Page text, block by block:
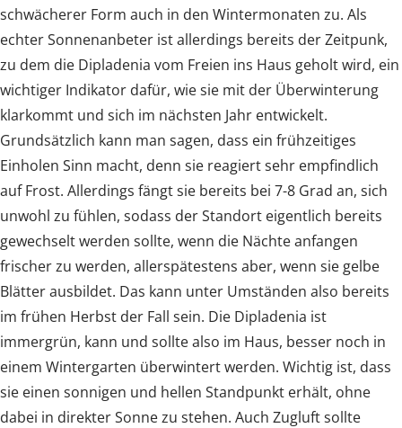
schwächerer Form auch in den Wintermonaten zu. Als
echter Sonnenanbeter ist allerdings bereits der Zeitpunk,
zu dem die Dipladenia vom Freien ins Haus geholt wird, ein
wichtiger Indikator dafür, wie sie mit der Überwinterung
klarkommt und sich im nächsten Jahr entwickelt.
Grundsätzlich kann man sagen, dass ein frühzeitiges
Einholen Sinn macht, denn sie reagiert sehr empfindlich
auf Frost. Allerdings fängt sie bereits bei 7-8 Grad an, sich
unwohl zu fühlen, sodass der Standort eigentlich bereits
gewechselt werden sollte, wenn die Nächte anfangen
frischer zu werden, allerspätestens aber, wenn sie gelbe
Blätter ausbildet. Das kann unter Umständen also bereits
im frühen Herbst der Fall sein. Die Dipladenia ist
immergrün, kann und sollte also im Haus, besser noch in
einem Wintergarten überwintert werden. Wichtig ist, dass
sie einen sonnigen und hellen Standpunkt erhält, ohne
dabei in direkter Sonne zu stehen. Auch Zugluft sollte